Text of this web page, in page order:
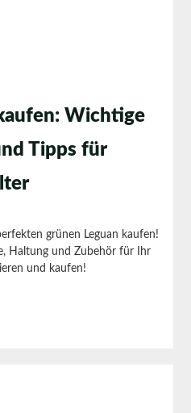
Wichtige
Tipps für
grünen Leguan kaufen!
Haltung und Zubehör für Ihr
und kaufen!